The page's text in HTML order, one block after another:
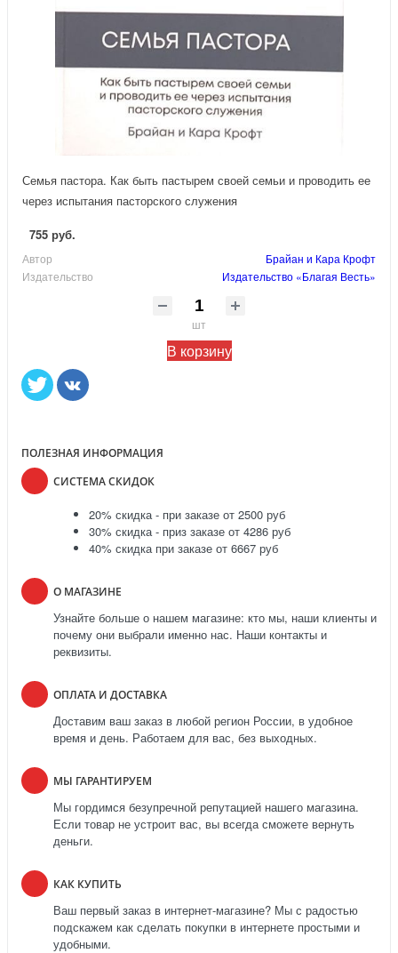
Семья пастора. Как быть пастырем своей семьи и проводить ее
через испытания пасторского служения
755 руб.
Автор
Брайан и Кара Крофт
Издательство
Издательство «Благая Весть»
шт
В корзину
ПОЛЕЗНАЯ ИНФОРМАЦИЯ
СИСТЕМА СКИДОК
20% скидка - при заказе от 2500 руб
30% скидка - приз заказе от 4286 руб
40% скидка при заказе от 6667 руб
О МАГАЗИНЕ
Узнайте больше о нашем магазине: кто мы, наши клиенты и
почему они выбрали именно нас. Наши контакты и
реквизиты.
ОПЛАТА И ДОСТАВКА
Доставим ваш заказ в любой регион России, в удобное
время и день. Работаем для вас, без выходных.
МЫ ГАРАНТИРУЕМ
Мы гордимся безупречной репутацией нашего магазина.
Если товар не устроит вас, вы всегда сможете вернуть
деньги.
КАК КУПИТЬ
Ваш первый заказ в интернет-магазине? Мы с радостью
подскажем как сделать покупки в интернете простыми и
удобными.